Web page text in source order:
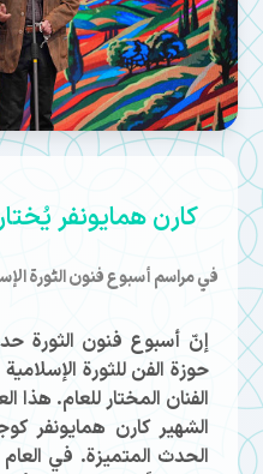
كارن همايونفر
في مراسم أسبوع فنون الثورة
إنّ أسبوع فنون الثورة
حوزة الفن للثورة
الفنان المختار للعام. هذا
الشهير كارن همايونفر
الحدث المتميزة. في